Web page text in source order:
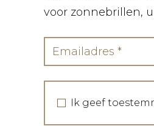
voor zonnebrillen,
Ik geef